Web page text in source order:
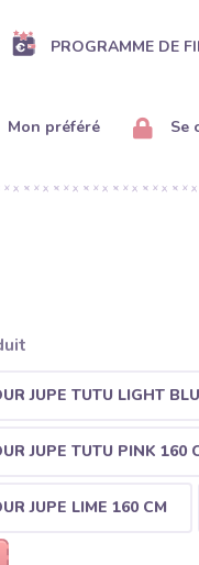
PROGRAMME DE
Mon préféré Se
JUPE TUTU LIGHT
JUPE TUTU PINK 160
JUPE LIME 160 CM